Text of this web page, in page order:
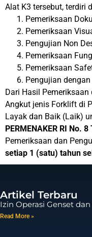
Alat K3 tersebut, terdiri
Pemeriksaan
Pemeriksaan
Pengujian Non
Pemeriksaan
Pemeriksaan
Pengujian
Dari Hasil
Angkut jenis Forklift di
Layak dan Baik (Laik)
PERMENAKER RI No.
Pemeriksaan dan
setiap 1 (satu) tahun
Artikel Terbaru
Izin Operasi Genset
Read More »